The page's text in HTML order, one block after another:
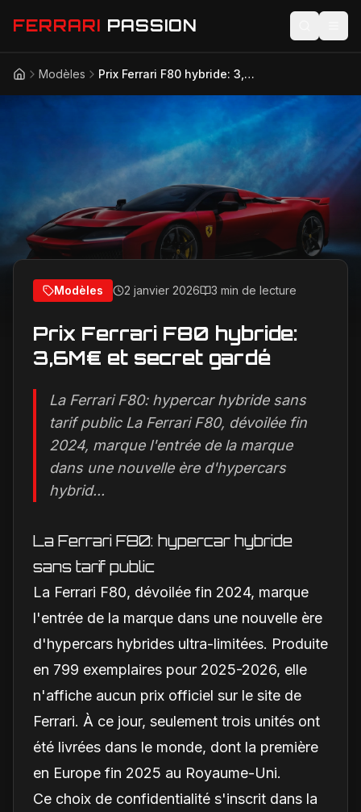
FERRARI PASSION
Actualités
Technologie
Lifestyle
AccueilModèles Prix Ferrari F80 hybride: 3,6M€ et secret gardé
Modèles 2 janvier 2026 3 min de lecture
Prix Ferrari F80 hybride:
3,6M€ et secret gardé
La Ferrari F80: hypercar hybride sans
tarif public La Ferrari F80, dévoilée fin
2024, marque l'entrée de la marque
dans une nouvelle ère d'hypercars
hybrid...
La Ferrari F80: hypercar hybride
sans tarif public
La Ferrari F80, dévoilée fin 2024, marque
l'entrée de la marque dans une nouvelle ère
d'hypercars hybrides ultra-limitées. Produite
en 799 exemplaires pour 2025-2026, elle
n'affiche aucun prix officiel sur le site de
Ferrari. À ce jour, seulement trois unités ont
été livrées dans le monde, dont la première
en Europe fin 2025 au Royaume-Uni.
Ce choix de confidentialité s'inscrit dans la